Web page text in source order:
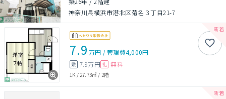
神奈川県横浜市港北区菊名３丁目21-7
7.9 万円 /管理費4,000円
敷 7.9万円 礼 無料
1K /27.73㎡ / 2階